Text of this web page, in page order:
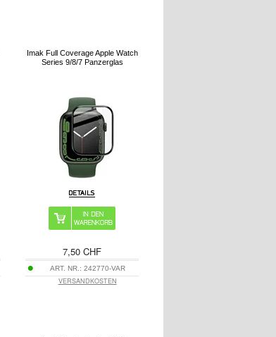
Imak Full Coverage Apple Watch
Series 9/8/7 Panzerglas
7,50 CHF
ART. NR.: 242770-VAR
VERSANDKOSTEN